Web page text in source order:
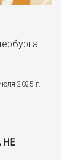
2025 г.
НЕ